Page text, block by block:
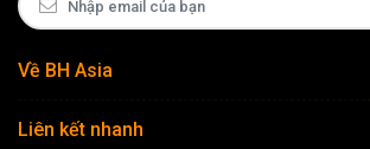
Về BH Asia
Liên kết nhanh